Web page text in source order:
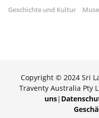
Geschichte und Kultur
Copyright © 2024 Sri
Traventy Australia Pty
uns|